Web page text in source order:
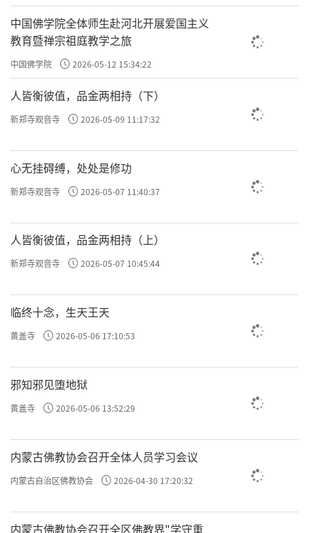
中国佛学院全体师生赴河北开展爱国主义
教育暨禅宗祖庭教学之旅
中国佛学院 2026-05-12 15:34:22
人皆衡彼值，品金两相持（下）
新郑寺观音寺 2026-05-09 11:17:32
心无挂碍缚，处处是修功
新郑寺观音寺 2026-05-07 11:40:37
人皆衡彼值，品金两相持（上）
新郑寺观音寺 2026-05-07 10:45:44
临终十念，生天王天
黄盖寺 2026-05-06 17:10:53
邪知邪见堕地狱
黄盖寺 2026-05-06 13:52:29
内蒙古佛教协会召开全体人员学习会议
内蒙古自治区佛教协会 2026-04-30 17:20:32
内蒙古佛教协会召开全区佛教界"学守重